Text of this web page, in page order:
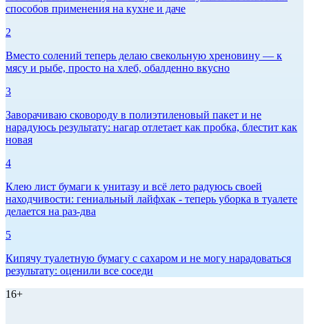
способов применения на кухне и даче
2
Вместо солений теперь делаю свекольную хреновину — к
мясу и рыбе, просто на хлеб, обалденно вкусно
3
Заворачиваю сковороду в полиэтиленовый пакет и не
нарадуюсь результату: нагар отлетает как пробка, блестит как
новая
4
Клею лист бумаги к унитазу и всё лето радуюсь своей
находчивости: гениальный лайфхак - теперь уборка в туалете
делается на раз-два
5
Кипячу туалетную бумагу с сахаром и не могу нарадоваться
результату: оценили все соседи
16+